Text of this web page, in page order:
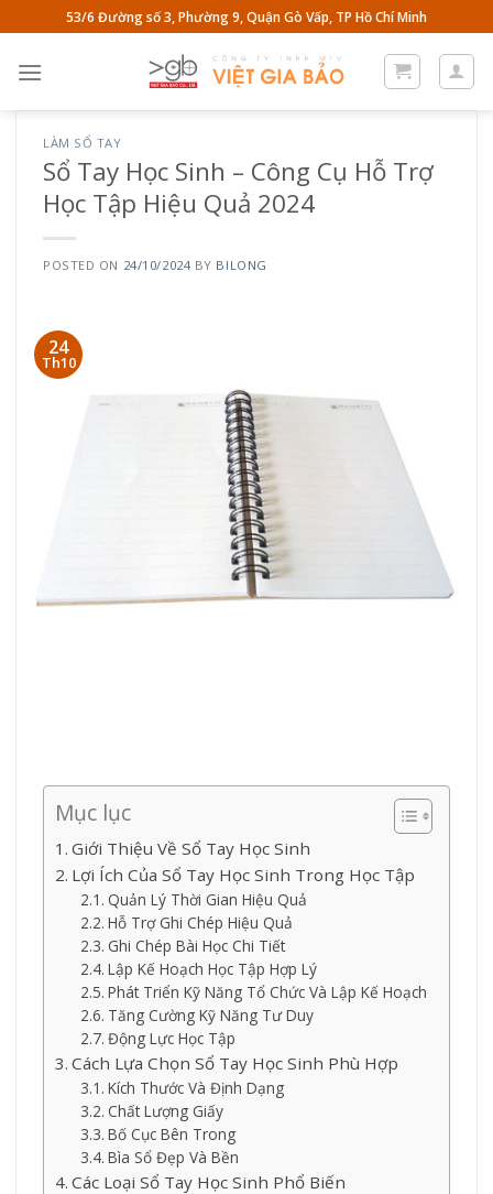
to
content
53/6 Đường số 3, Phường 9, Quận Gò Vấp, TP Hồ Chí Minh
LÀM SỔ TAY
Sổ Tay Học Sinh – Công Cụ Hỗ Trợ
Học Tập Hiệu Quả 2024
POSTED ON 24/10/2024BY BILONG
24
Th10
Mục lục
Giới Thiệu Về Sổ Tay Học Sinh
Lợi Ích Của Sổ Tay Học Sinh Trong Học Tập
Quản Lý Thời Gian Hiệu Quả
Hỗ Trợ Ghi Chép Hiệu Quả
Ghi Chép Bài Học Chi Tiết
Lập Kế Hoạch Học Tập Hợp Lý
Phát Triển Kỹ Năng Tổ Chức Và Lập Kế Hoạch
Tăng Cường Kỹ Năng Tư Duy
Động Lực Học Tập
Cách Lựa Chọn Sổ Tay Học Sinh Phù Hợp
Kích Thước Và Định Dạng
Chất Lượng Giấy
Bố Cục Bên Trong
Bìa Sổ Đẹp Và Bền
Các Loại Sổ Tay Học Sinh Phổ Biến